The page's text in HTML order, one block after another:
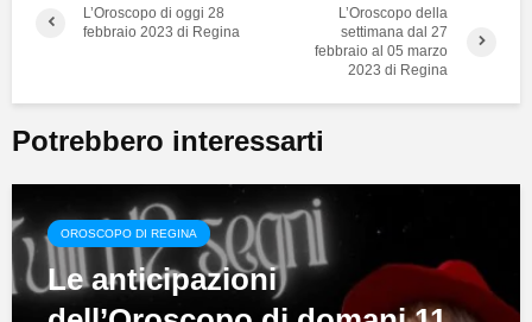
L’Oroscopo di oggi 28
febbraio 2023 di Regina
L’Oroscopo della
settimana dal 27
febbraio al 05 marzo
2023 di Regina
Potrebbero interessarti
OROSCOPO DI REGINA
Le anticipazioni